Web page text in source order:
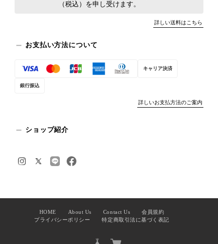
（税込）を申し受けます。
詳しい送料はこちら
お支払い方法について
キャリア決済
銀行振込
詳しいお支払方法のご案内
ショップ紹介
HOME About Us Contact Us
会員規約
プライバシーポリシー
特定商取引法に基づく表記